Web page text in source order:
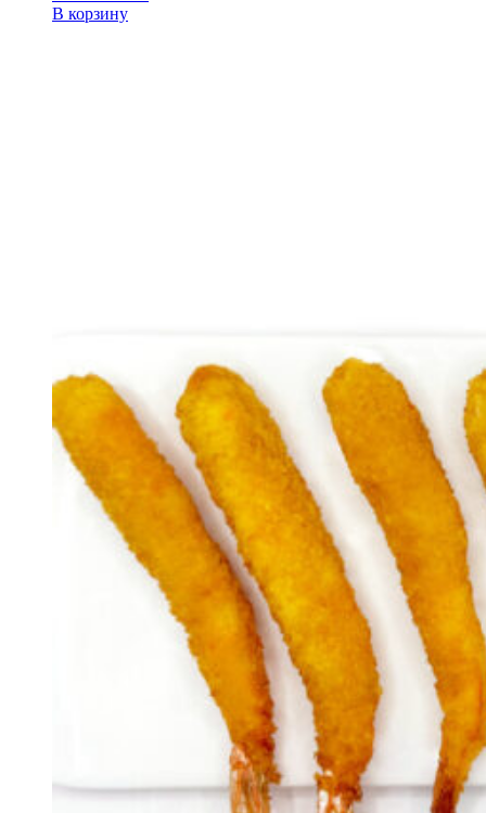
В корзину